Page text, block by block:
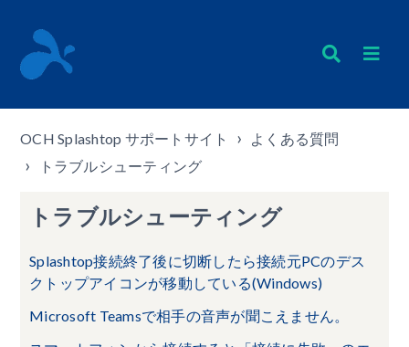
OCH Splashtop サポートサイト
よくある質問
トラブルシューティング
トラブルシューティング
Splashtop接続終了後に切断したら接続元PCのデス
クトップアイコンが移動している(Windows)
Microsoft Teamsで相手の音声が聞こえません。